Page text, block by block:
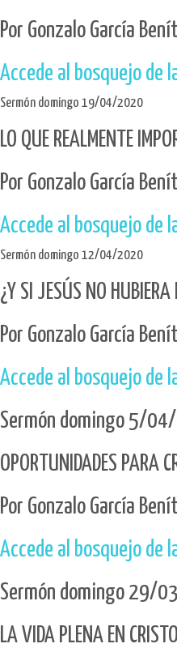
Por Gonzalo García
Accede al bosquejo de
Sermón domingo 19/04/2020
LO QUE REALMENTE
Por Gonzalo García
Accede al bosquejo de
Sermón domingo 12/04/2020
¿Y SI JESÚS NO HUBIERA
Por Gonzalo García
Accede al bosquejo de
Sermón domingo 5/
OPORTUNIDADES PARA
Por Gonzalo García
Accede al bosquejo de
Sermón domingo 29/
LA VIDA PLENA EN CRISTO